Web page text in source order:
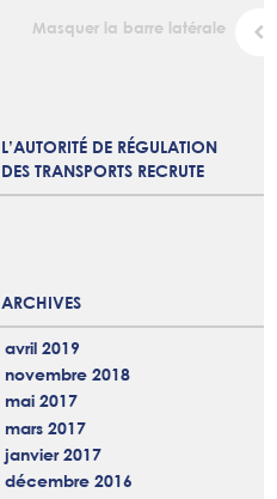
Masquer la barre latérale
L’AUTORITÉ DE RÉGULATION
DES TRANSPORTS RECRUTE
ARCHIVES
avril 2019
novembre 2018
mai 2017
mars 2017
janvier 2017
décembre 2016